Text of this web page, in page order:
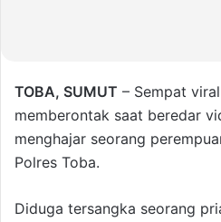
TOBA, SUMUT – Sempat
memberontak saat beredar
menghajar seorang
Polres Toba.
Diduga tersangka seorang